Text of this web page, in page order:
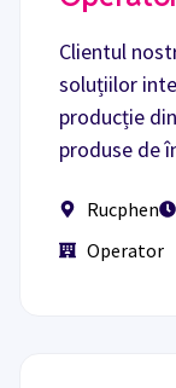
Clientul
soluțiilor
producție
produse de
Rucphen
Operator